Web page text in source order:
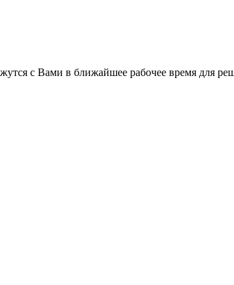
с Вами в ближайшее рабочее время для